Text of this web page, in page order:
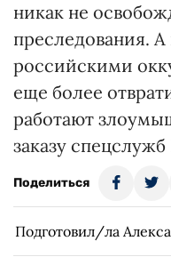
никак не
преследования.
российскими
еще более
работают
заказу
Поделиться
Подготовил/ла